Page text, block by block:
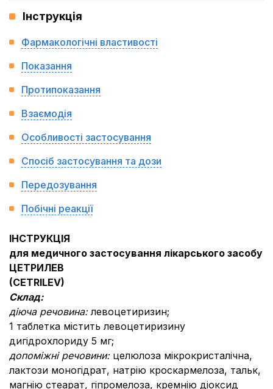
Інструкція
Фармакологічні властивості
Показання
Протипоказання
Взаємодія
Особливості застосування
Спосіб застосування та дози
Передозування
Побічні реакції
ІНСТРУКЦІЯ
для медичного застосування лікарського засобу
ЦЕТРИЛЕВ
(CETRILEV)
Склад:
діюча речовина:левоцетиризин;
1 таблетка містить левоцетиризину
дигідрохлориду 5 мг;
допоміжні речовини: целюлоза мікрокристалічна,
лактози моногідрат, натрію кроскармелоза, тальк,
магнію стеарат, гіпромелоза, кремнію діоксид